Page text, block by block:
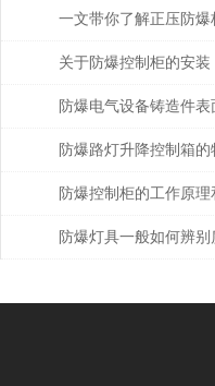
办
一文带你了解正压防爆
操作使用步骤
关于防爆控制柜的安装
内容你一定要知道
防爆电气设备铸造件表
修复
防爆路灯升降控制箱的
技术参数
防爆控制柜的工作原理
使用
防爆灯具一般如何辨别